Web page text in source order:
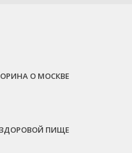
О МОСКВЕ
ПИЩЕ